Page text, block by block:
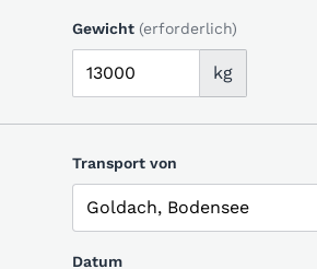
Gewicht (erforderlich)
kg
Transport von
Datum